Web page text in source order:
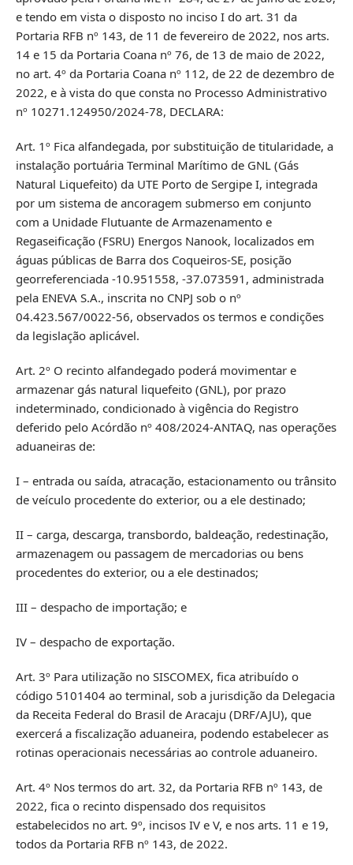
e tendo em vista o disposto no inciso I do art. 31 da
Portaria RFB nº 143, de 11 de fevereiro de 2022, nos arts.
14 e 15 da Portaria Coana nº 76, de 13 de maio de 2022,
no art. 4º da Portaria Coana nº 112, de 22 de dezembro de
2022, e à vista do que consta no Processo Administrativo
nº 10271.124950/2024-78, DECLARA:
Art. 1º Fica alfandegada, por substituição de titularidade, a
instalação portuária Terminal Marítimo de GNL (Gás
Natural Liquefeito) da UTE Porto de Sergipe I, integrada
por um sistema de ancoragem submerso em conjunto
com a Unidade Flutuante de Armazenamento e
Regaseificação (FSRU) Energos Nanook, localizados em
águas públicas de Barra dos Coqueiros-SE, posição
georreferenciada -10.951558, -37.073591, administrada
pela ENEVA S.A., inscrita no CNPJ sob o nº
04.423.567/0022-56, observados os termos e condições
da legislação aplicável.
Art. 2º O recinto alfandegado poderá movimentar e
armazenar gás natural liquefeito (GNL), por prazo
indeterminado, condicionado à vigência do Registro
deferido pelo Acórdão nº 408/2024-ANTAQ, nas operações
aduaneiras de:
I – entrada ou saída, atracação, estacionamento ou trânsito
de veículo procedente do exterior, ou a ele destinado;
II – carga, descarga, transbordo, baldeação, redestinação,
armazenagem ou passagem de mercadorias ou bens
procedentes do exterior, ou a ele destinados;
III – despacho de importação; e
IV – despacho de exportação.
Art. 3º Para utilização no SISCOMEX, fica atribuído o
código 5101404 ao terminal, sob a jurisdição da Delegacia
da Receita Federal do Brasil de Aracaju (DRF/AJU), que
exercerá a fiscalização aduaneira, podendo estabelecer as
rotinas operacionais necessárias ao controle aduaneiro.
Art. 4º Nos termos do art. 32, da Portaria RFB nº 143, de
2022, fica o recinto dispensado dos requisitos
estabelecidos no art. 9º, incisos IV e V, e nos arts. 11 e 19,
todos da Portaria RFB nº 143, de 2022.